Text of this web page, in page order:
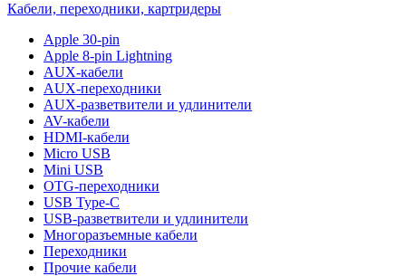
Кабели, переходники, картридеры
Apple 30-pin
Apple 8-pin Lightning
AUX-кабели
AUX-переходники
AUX-разветвители и удлинители
AV-кабели
HDMI-кабели
Micro USB
Mini USB
OTG-переходники
USB Type-C
USB-разветвители и удлинители
Многоразъемные кабели
Переходники
Прочие кабели